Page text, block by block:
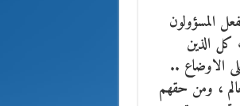
المسؤولون
كل الذين
الاوضاع ..
، ومن حقهم